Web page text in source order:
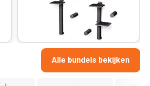
Alle bundels bekijken